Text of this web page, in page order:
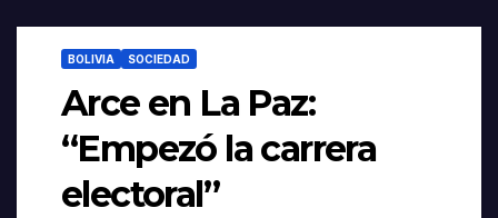
BOLIVIA SOCIEDAD
Arce en La Paz:
“Empezó la carrera
electoral”